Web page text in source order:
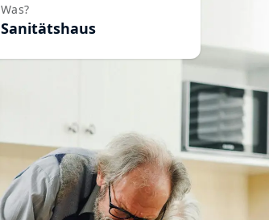
Was?
Sanitätshaus